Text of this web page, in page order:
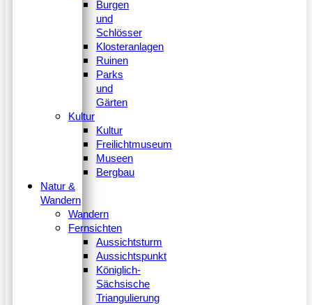
Burgen
und
Schlösser
Klosteranlagen
Ruinen
Parks
und
Gärten
Kultur
Kultur
Freilichtmuseum
Museen
Bergbau
Natur &
Wandern
Wandern
Fernsichten
Aussichtsturm
Aussichtspunkt
Königlich-
Sächsische
Triangulierung